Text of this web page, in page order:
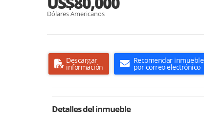
Dólares Americanos
Descargar
información
Recomendar inmueble
por correo electrónico
Detalles del inmueble